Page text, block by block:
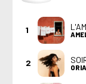
1
2 ORIA